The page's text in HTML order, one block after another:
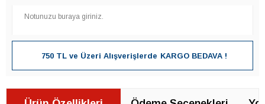
750 TL ve Üzeri Alışverişlerde KARGO BEDAVA !